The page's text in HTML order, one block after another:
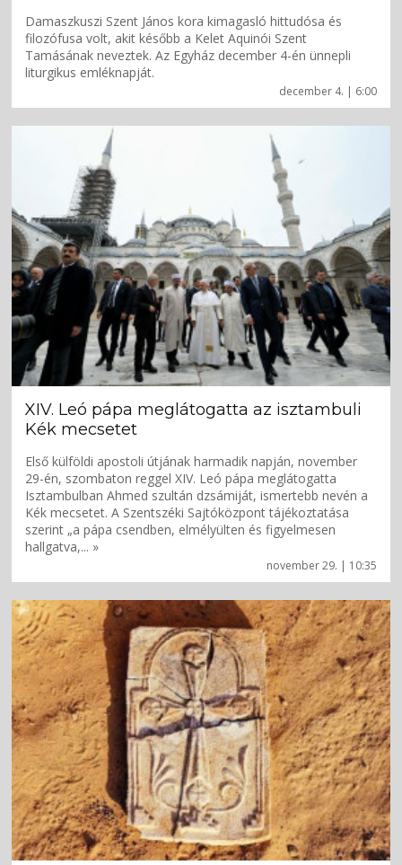
december 4. | 6:00
Damaszkuszi Szent János kora kimagasló hittudósa és
filozófusa volt, akit később a Kelet Aquinói Szent
Tamásának neveztek. Az Egyház december 4-én ünnepli
liturgikus emléknapját.
november 29. | 10:35
XIV. Leó pápa meglátogatta az isztambuli
Kék mecsetet
Első külföldi apostoli útjának harmadik napján, november
29-én, szombaton reggel XIV. Leó pápa meglátogatta
Isztambulban Ahmed szultán dzsámiját, ismertebb nevén a
Kék mecsetet. A Szentszéki Sajtóközpont tájékoztatása
szerint „a pápa csendben, elmélyülten és figyelmesen
hallgatva,... »